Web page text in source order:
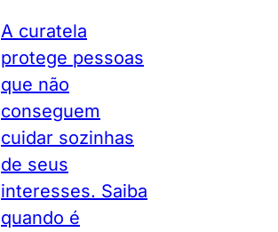
A curatela
protege pessoas
que não
conseguem
cuidar sozinhas
de seus
interesses. Saiba
quando é